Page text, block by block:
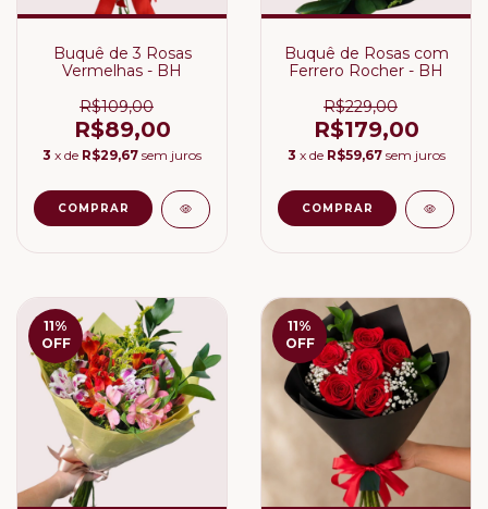
Buquê de 3 Rosas
Vermelhas - BH
R$109,00
R$89,00
3 x de R$29,67 sem juros
Buquê de Rosas com
Ferrero Rocher - BH
R$229,00
R$179,00
3 x de R$59,67 sem juros
11%
OFF
11%
OFF